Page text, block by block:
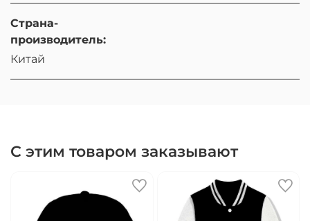
Страна-
производитель:
Китай
С этим товаром заказывают